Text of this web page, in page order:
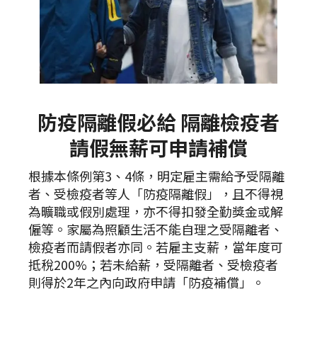
防疫隔離假必給 隔離檢疫者
請假無薪可申請補償
根據本條例第3、4條，明定雇主需給予受隔離
者、受檢疫者等人「防疫隔離假」，且不得視
為曠職或假別處理，亦不得扣發全勤獎金或解
僱等。家屬為照顧生活不能自理之受隔離者、
檢疫者而請假者亦同。若雇主支薪，當年度可
抵稅200%；若未給薪，受隔離者、受檢疫者
則得於2年之內向政府申請「防疫補償」。